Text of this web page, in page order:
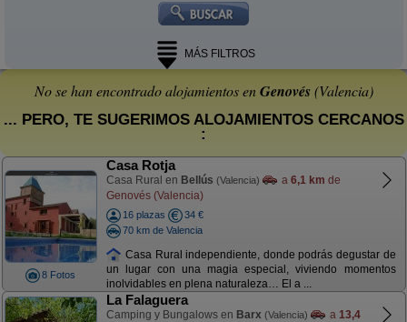
MÁS FILTROS
No se han encontrado alojamientos enGenovés(Valencia)
... PERO, TE SUGERIMOS ALOJAMIENTOS CERCANOS
:
8 Fotos
Casa Rotja
Casa Rural en Bellús (Valencia) a 6,1 km de
Genovés (Valencia)
16 plazas
34 €
70 km de Valencia
Casa Rural independiente, donde podrás degustar de
un lugar con una magia especial, viviendo momentos
inolvidables en plena naturaleza… El a ...
La Falaguera
Camping y Bungalows en Barx (Valencia) a 13,4